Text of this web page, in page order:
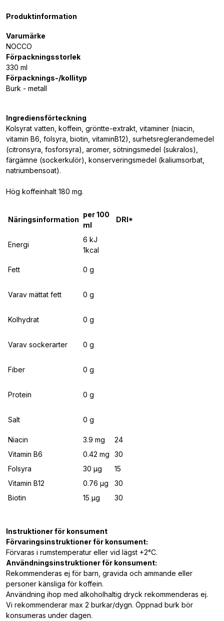
Produktinformation
Varumärke
NOCCO
Förpackningsstorlek
330 ml
Förpacknings-/kollityp
Burk - metall
Ingrediensförteckning
Kolsyrat vatten, koffein, gröntte-extrakt, vitaminer (niacin,
vitamin B6, folsyra, biotin, vitaminB12), surhetsreglerandemedel
(citronsyra, fosforsyra), aromer, sötningsmedel (sukralos),
färgämne (sockerkulör), konserveringsmedel (kaliumsorbat,
natriumbensoat).
Hög koffeinhalt 180 mg.
Näringsinformation
per 100
ml
DRI*
Energi
6 kJ
1kcal
Fett 0 g
Varav mättat fett 0 g
Kolhydrat 0 g
Varav sockerarter 0 g
Fiber 0 g
Protein 0 g
Salt 0 g
Niacin 3.9 mg
24
Vitamin B6
0.42 mg
30
Folsyra
30 μg
15
Vitamin B12
0.76 μg
30
Biotin
15 μg 30
Instruktioner för konsument
Förvaringsinstruktioner för konsument:
Förvaras i rumstemperatur eller vid lägst +2°C.
Användningsinstruktioner för konsument:
Rekommenderas ej för barn, gravida och ammande eller
personer känsliga för koffein.
Användning ihop med alkoholhaltig dryck rekommenderas ej.
Vi rekommenderar max 2 burkar/dygn. Öppnad burk bör
konsumeras under dagen.